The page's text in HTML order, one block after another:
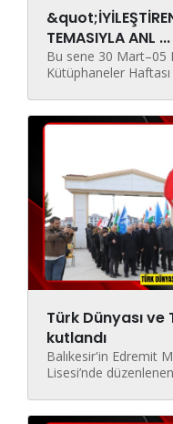
TEMASIYLA ANL ...
Bu sene 30 Mart–05
Kütüphaneler
Türk Dünyası ve
kutlandı
Balıkesir'in Edremit
Lisesi’nde